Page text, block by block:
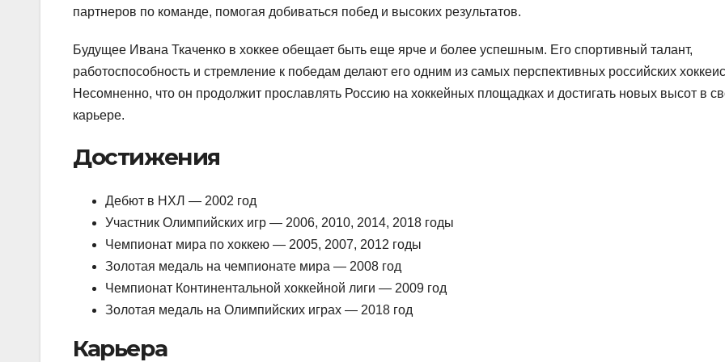
партнеров по команде, помогая добиваться побед и высоких результатов.
Будущее Ивана Ткаченко в хоккее обещает быть еще ярче и более успешным. Его спортивный талант,
работоспособность и стремление к победам делают его одним из самых перспективных российских
Несомненно, что он продолжит прославлять Россию на хоккейных площадках и достигать новых высот в
карьере.
Достижения
Дебют в НХЛ — 2002 год
Участник Олимпийских игр — 2006, 2010, 2014, 2018 годы
Чемпионат мира по хоккею — 2005, 2007, 2012 годы
Золотая медаль на чемпионате мира — 2008 год
Чемпионат Континентальной хоккейной лиги — 2009 год
Золотая медаль на Олимпийских играх — 2018 год
Карьера